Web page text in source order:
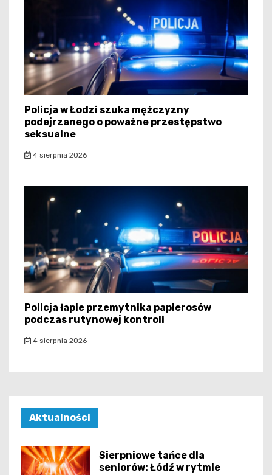
Policja w Łodzi szuka mężczyzny
podejrzanego o poważne przestępstwo
seksualne
4 sierpnia 2026
Policja łapie przemytnika papierosów
podczas rutynowej kontroli
4 sierpnia 2026
Aktualności
Sierpniowe tańce dla
seniorów: Łódź w rytmie